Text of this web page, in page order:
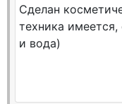
Сделан
техника имеется,
и вода)